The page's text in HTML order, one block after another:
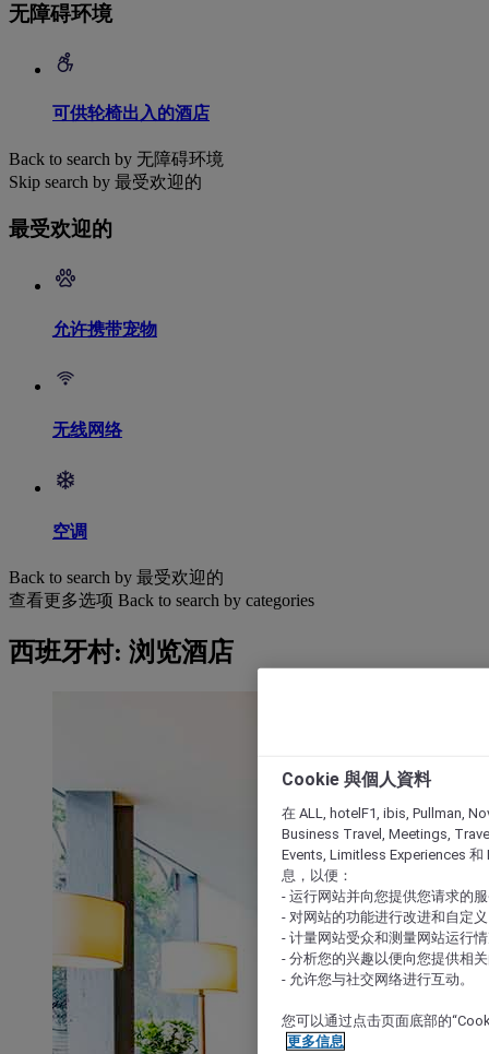
无障碍环境
可供轮椅出入的酒店
Back to search by 无障碍环境
Skip search by 最受欢迎的
最受欢迎的
允许携带宠物
无线网络
空调
Back to search by 最受欢迎的
查看更多选项 Back to search by categories
西班牙村: 浏览酒店
Cookie 與個人資料
在 ALL, hotelF1, ibis, Pullman,
Business Travel, Meetings,
Events, Limitless Experiences 和
息，以便：
- 运行网站并向您提供您请求的
- 对网站的功能进行改进和自定义
- 计量网站受众和测量网站运行
- 分析您的兴趣以便向您提供相
- 允许您与社交网络进行互动。
您可以通过点击页面底部的
更多信息